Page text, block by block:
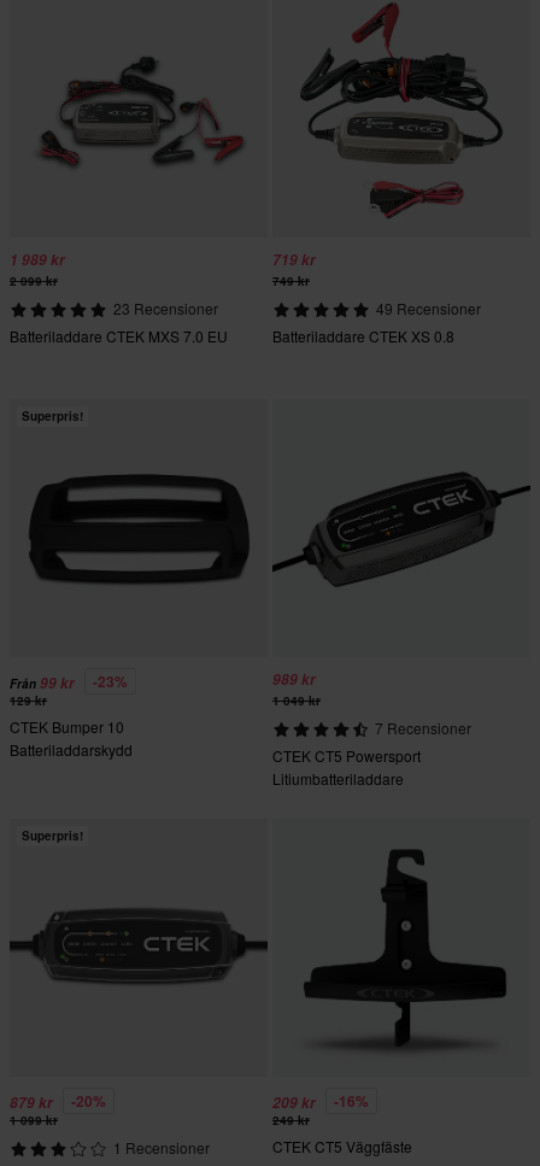
1 989 kr
2 099 kr
23 Recensioner
Batteriladdare CTEK MXS 7.0 EU
719 kr
749 kr
49 Recensioner
Batteriladdare CTEK XS 0.8
Superpris!
Från 99 kr -23%
129 kr
CTEK Bumper 10
Batteriladdarskydd
989 kr
1 049 kr
7 Recensioner
CTEK CT5 Powersport
Litiumbatteriladdare
Superpris!
879 kr -20%
1 099 kr
1 Recensioner
209 kr -16%
249 kr
CTEK CT5 Väggfäste